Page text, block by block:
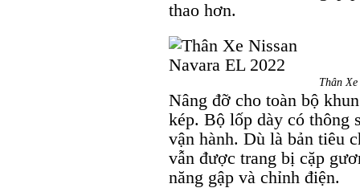
thao hơn.
Thân
Nâng đỡ cho toàn bộ
kép. Bộ lốp dày có thông
vận hành. Dù là bản tiêu
vẫn được trang bị cặp
năng gập và chỉnh điện.